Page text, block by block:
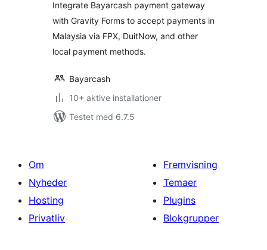
Integrate Bayarcash payment gateway
with Gravity Forms to accept payments in
Malaysia via FPX, DuitNow, and other
local payment methods.
Bayarcash
10+ aktive installationer
Testet med 6.7.5
Om
Nyheder
Hosting
Privatliv
Fremvisning
Temaer
Plugins
Blokgrupper